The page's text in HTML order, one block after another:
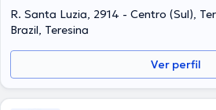
R. Santa Luzia, 2914 - Centro (Sul),
Brazil, Teresina
Ver perfil